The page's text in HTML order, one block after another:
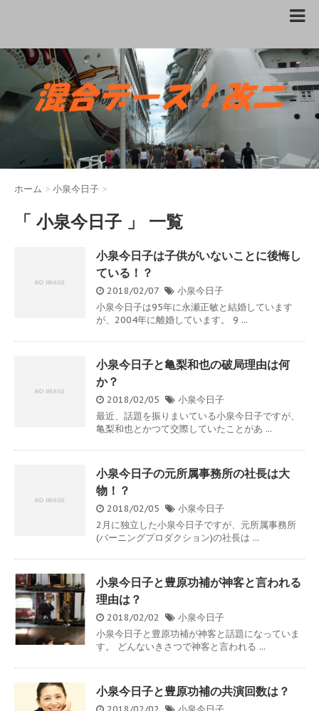
ホーム > 小泉今日子 >
「 小泉今日子 」 一覧
小泉今日子は子供がいないことに後悔し
ている！？
2018/02/07
小泉今日子
小泉今日子は95年に永瀬正敏と結婚しています
が、2004年に離婚しています。 9 ...
小泉今日子と亀梨和也の破局理由は何
か？
2018/02/05
小泉今日子
最近、話題を振りまいている小泉今日子ですが、
亀梨和也とかつて交際していたことがあ ...
小泉今日子の元所属事務所の社長は大
物！？
2018/02/05
小泉今日子
2月に独立した小泉今日子ですが、元所属事務所
(バーニングプロダクション)の社長は ...
小泉今日子と豊原功補が神客と言われる
理由は？
2018/02/02
小泉今日子
小泉今日子と豊原功補が神客と話題になっていま
す。 どんないきさつで神客と言われる ...
小泉今日子と豊原功補の共演回数は？